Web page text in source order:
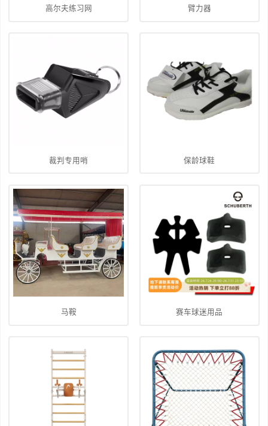
高尔夫练习网 臂力器
裁判专用哨 保龄球鞋
马鞍 赛车球迷用品